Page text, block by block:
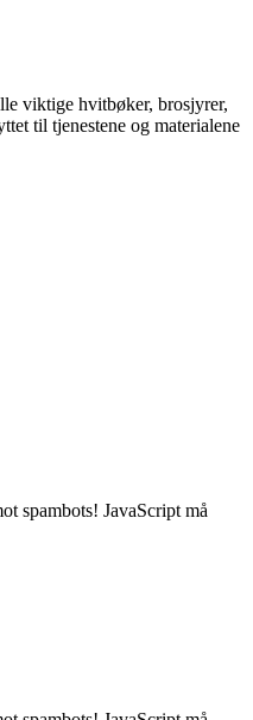
viktige hvitbøker, brosjyrer,
til tjenestene og materialene
spambots! JavaScript må